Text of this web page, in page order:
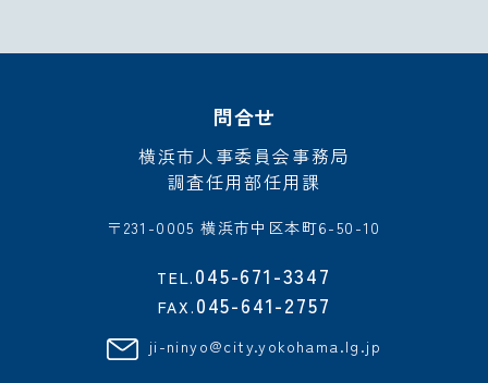
問合せ
横浜市人事委員会事務局
調査任用部任用課
〒231-0005 横浜市中区本町6-50-10
TEL. 045-671-3347
FAX. 045-641-2757
ji-ninyo@city.yokohama.lg.jp